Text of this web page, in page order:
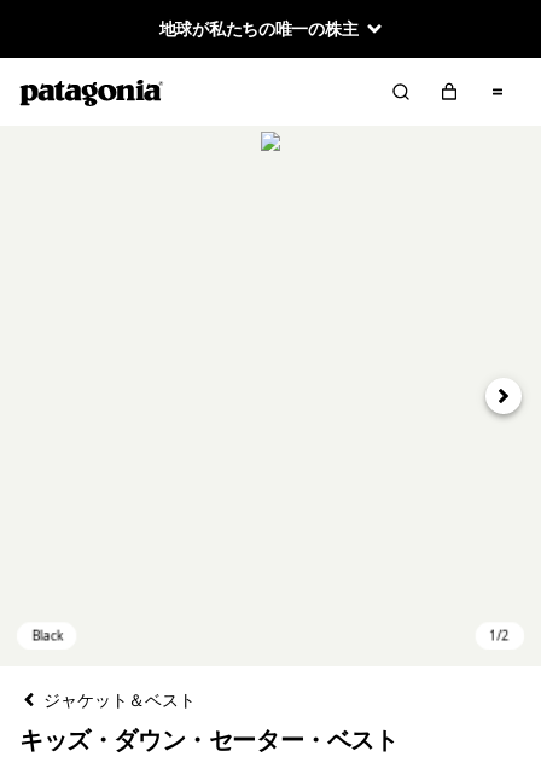
地球が私たちの唯一の株主
次へ
ジャケット＆ベスト
キッズ・ダウン・セーター・ベスト